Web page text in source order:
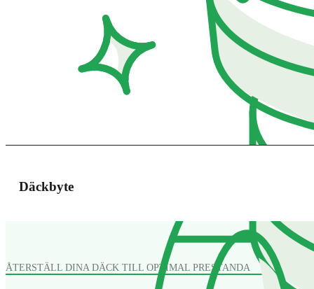
Däckbyte
ÅTERSTÄLL DINA DÄCK TILL OPTIMAL PRESTANDA